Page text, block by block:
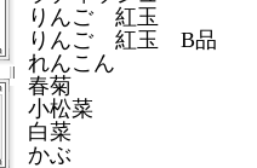
りんご 紅玉
りんご 紅玉 B品
れんこん
春菊
小松菜
白菜
かぶ